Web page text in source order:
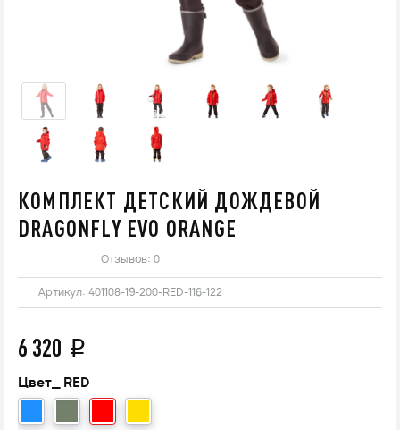
КОМПЛЕКТ ДЕТСКИЙ ДОЖДЕВОЙ
DRAGONFLY EVO ORANGE
Отзывов: 0
Артикул: 401108-19-200-RED-116-122
6 320 q
Цвет_ RED